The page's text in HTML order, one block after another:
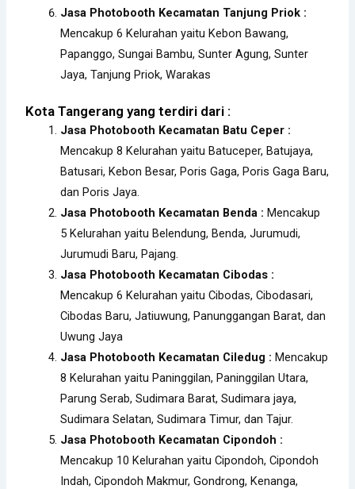
Jasa Photobooth Kecamatan Tanjung Priok :
Mencakup 6 Kelurahan yaitu Kebon Bawang,
Papanggo, Sungai Bambu, Sunter Agung, Sunter
Jaya, Tanjung Priok, Warakas
Kota Tangerang yang terdiri dari :
Jasa Photobooth Kecamatan Batu Ceper :
Mencakup 8 Kelurahan yaitu Batuceper, Batujaya,
Batusari, Kebon Besar, Poris Gaga, Poris Gaga Baru,
dan Poris Jaya.
Jasa Photobooth Kecamatan Benda : Mencakup
5 Kelurahan yaitu Belendung, Benda, Jurumudi,
Jurumudi Baru, Pajang.
Jasa Photobooth Kecamatan Cibodas :
Mencakup 6 Kelurahan yaitu Cibodas, Cibodasari,
Cibodas Baru, Jatiuwung, Panunggangan Barat, dan
Uwung Jaya
Jasa Photobooth Kecamatan Ciledug :Mencakup
8 Kelurahan yaitu Paninggilan, Paninggilan Utara,
Parung Serab, Sudimara Barat, Sudimara jaya,
Sudimara Selatan, Sudimara Timur, dan Tajur.
Jasa Photobooth Kecamatan Cipondoh :
Mencakup 10 Kelurahan yaitu Cipondoh, Cipondoh
Indah, Cipondoh Makmur, Gondrong, Kenanga,